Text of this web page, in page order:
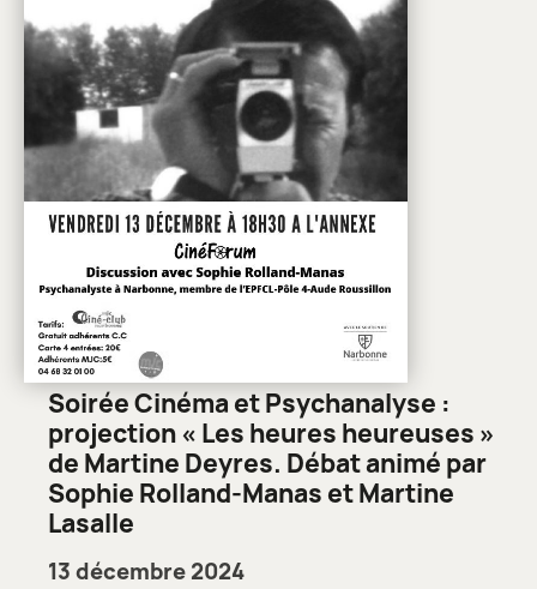
Soirée Cinéma et Psychanalyse :
projection « Les heures heureuses »
de Martine Deyres. Débat animé par
Sophie Rolland-Manas et Martine
Lasalle
13 décembre 2024